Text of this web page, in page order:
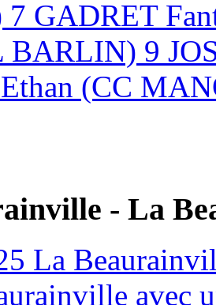
7 GADRET
BARLIN) 9
(CC
- La
La
avec